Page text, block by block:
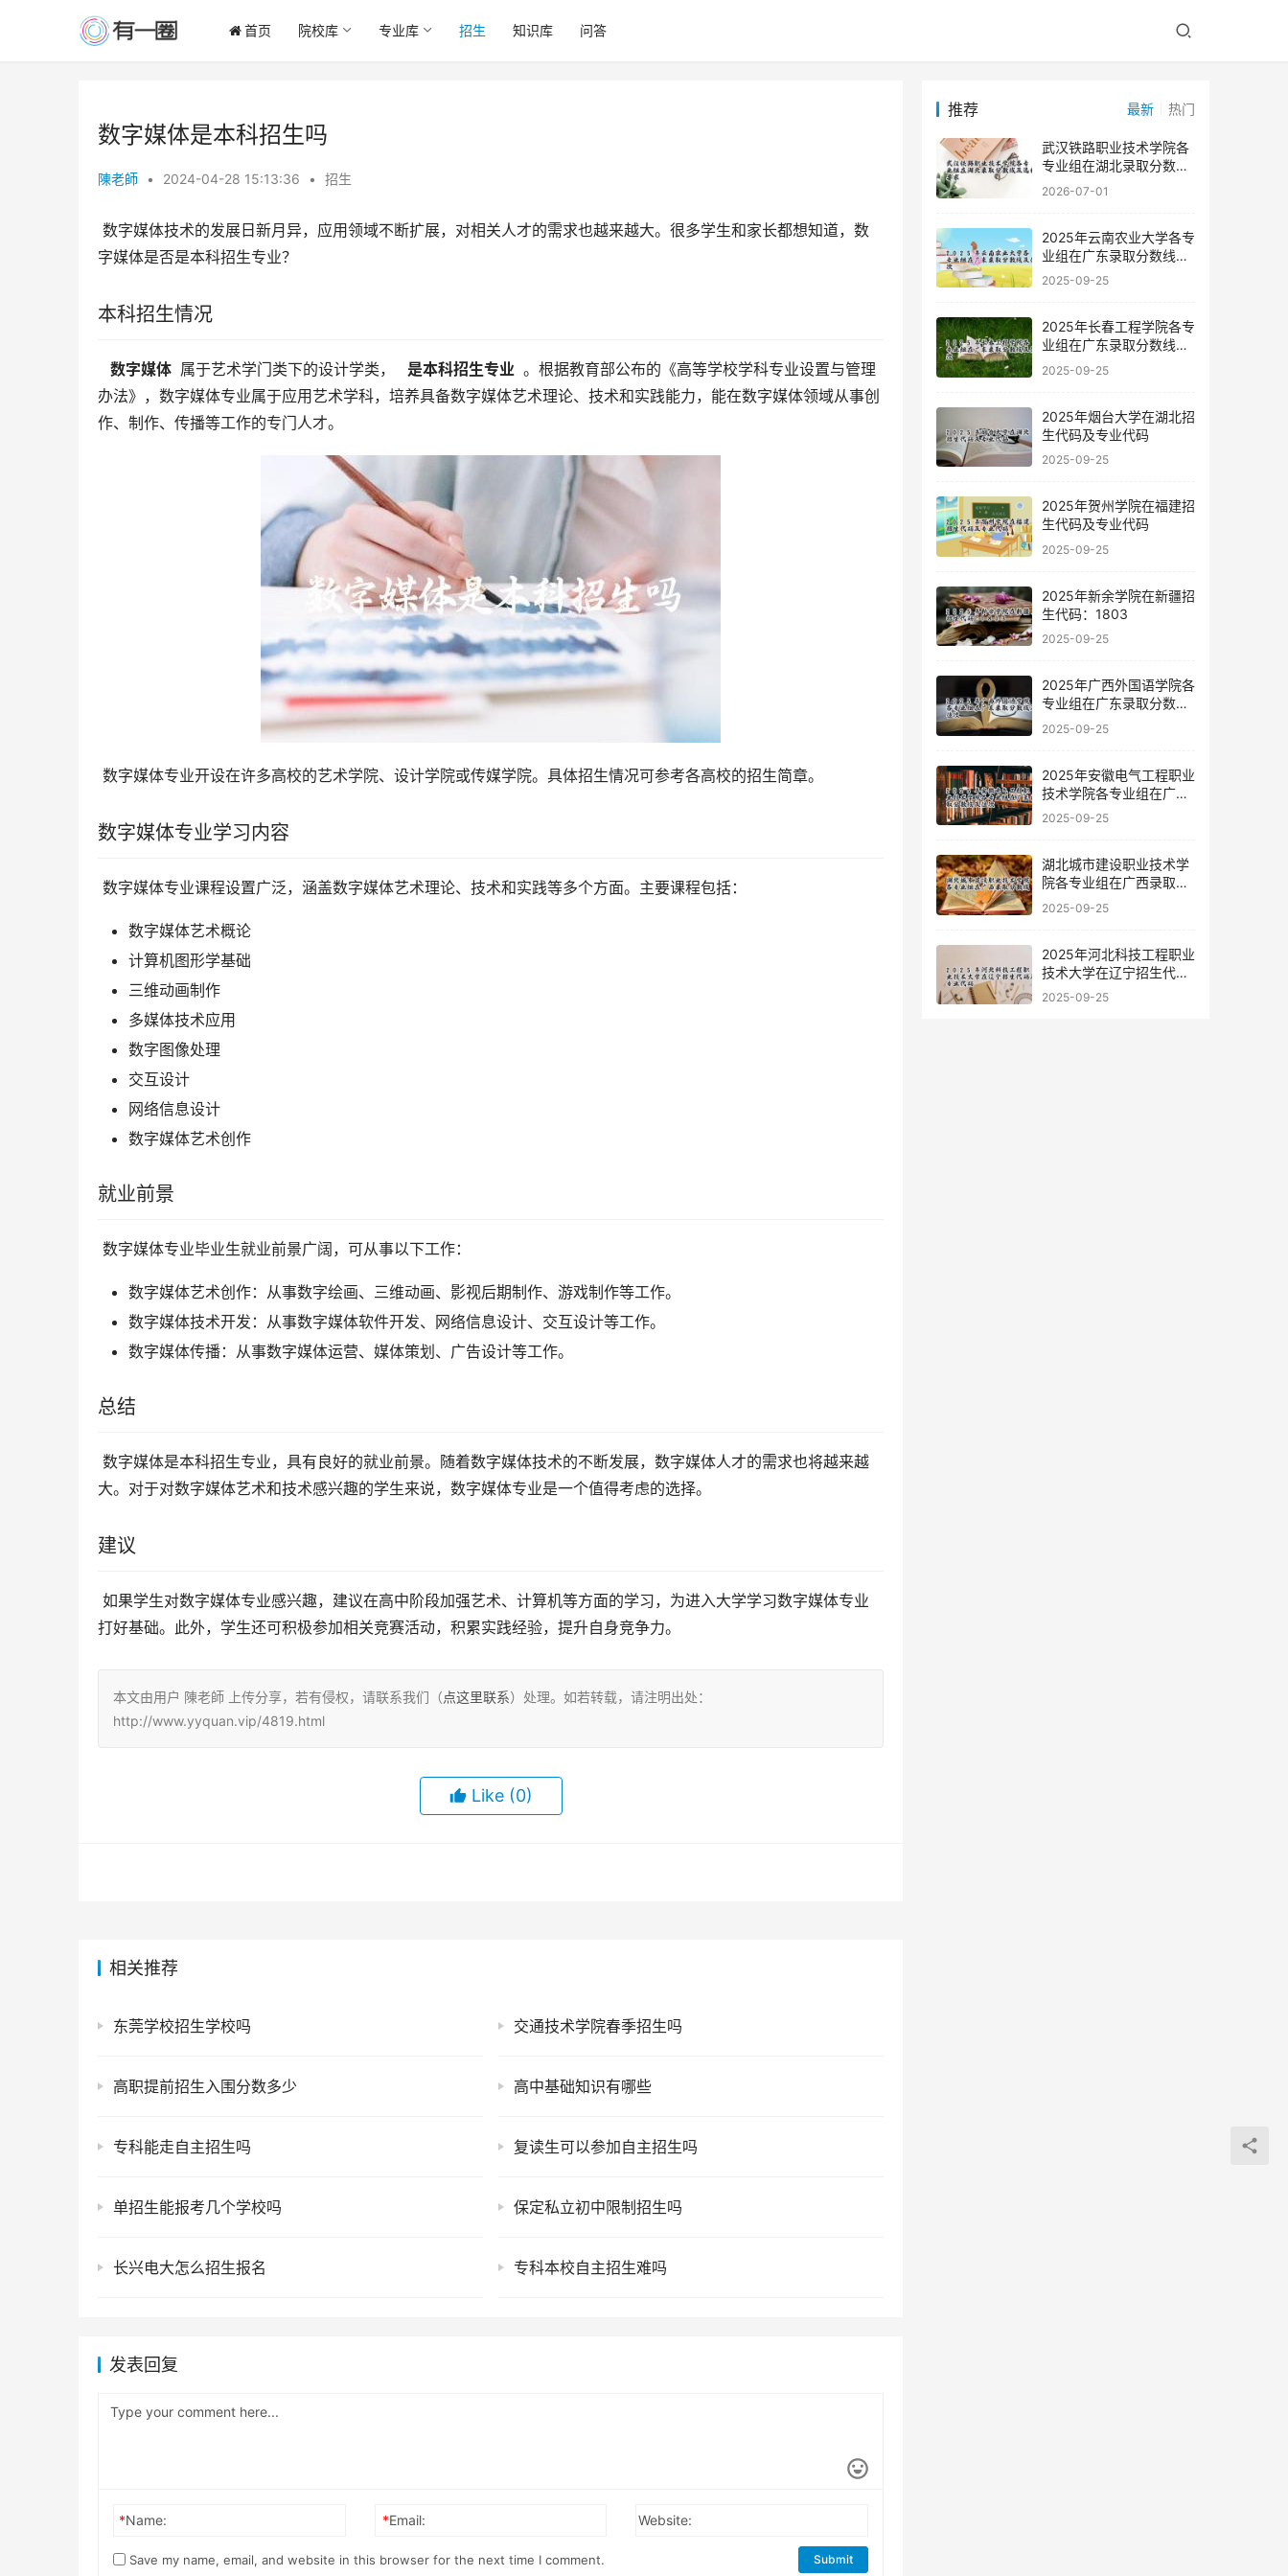
首页 院校库 专业库 招生 知识库 问答
数字媒体是本科招生吗
陳老師 • 2024-04-28 15:13:36 • 招生
字媒体是否是本科招生专业？
本科招生情况
  数字媒体
属于艺术学门类下的设计学类，
  是本科招生专业
。根据教育部公布的《高等学校学科专业设置与管理
办法》，数字媒体专业属于应用艺术学科，培养具备数字媒体艺术理论、技术和实践能力，能在数字媒体领域从事创
作、制作、传播等工作的专门人才。
数字媒体专业开设在许多高校的艺术学院、设计学院或传媒学院。具体招生情况可参考各高校的招生简章。
数字媒体专业学习内容
数字媒体专业课程设置广泛，涵盖数字媒体艺术理论、技术和实践等多个方面。主要课程包括：
数字媒体艺术概论
计算机图形学基础
三维动画制作
多媒体技术应用
数字图像处理
交互设计
网络信息设计
数字媒体艺术创作
就业前景
数字媒体专业毕业生就业前景广阔，可从事以下工作：
数字媒体艺术创作：从事数字绘画、三维动画、影视后期制作、游戏制作等工作。
数字媒体技术开发：从事数字媒体软件开发、网络信息设计、交互设计等工作。
数字媒体传播：从事数字媒体运营、媒体策划、广告设计等工作。
总结
大。对于对数字媒体艺术和技术感兴趣的学生来说，数字媒体专业是一个值得考虑的选择。
建议
打好基础。此外，学生还可积极参加相关竞赛活动，积累实践经验，提升自身竞争力。
本文由用户 陳老師 上传分享，若有侵权，请联系我们（点这里联系）处理。如若转载，请注明出处：
http://www.yyquan.vip/4819.html
Like (0)
相关推荐
东莞学校招生学校吗 交通技术学院春季招生吗
高职提前招生入围分数多少 高中基础知识有哪些
专科能走自主招生吗 复读生可以参加自主招生吗
单招生能报考几个学校吗 保定私立初中限制招生吗
长兴电大怎么招生报名 专科本校自主招生难吗
发表回复
*Name: *Email: Website:
Save my name, email, and website in this browser for the next time I comment. Submit
推荐 最新 热门
武汉铁路职业技术学院各
专业组在湖北录取分数线
及选科要求
2026-07-01
2025年云南农业大学各专
业组在广东录取分数线及
位次
2025-09-25
2025年长春工程学院各专
业组在广东录取分数线及
位次
2025-09-25
2025年烟台大学在湖北招
生代码及专业代码
2025-09-25
2025年贺州学院在福建招
生代码及专业代码
2025-09-25
2025年新余学院在新疆招
生代码：1803
2025-09-25
2025年广西外国语学院各
专业组在广东录取分数线
及位次
2025-09-25
2025年安徽电气工程职业
技术学院各专业组在广东
录取分数线及位次
2025-09-25
湖北城市建设职业技术学
院各专业组在广西录取分
数线
2025-09-25
2025年河北科技工程职业
技术大学在辽宁招生代码
及专业代码
2025-09-25